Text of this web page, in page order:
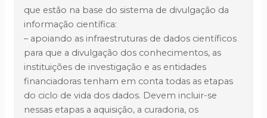
que estão na base do sistema de divulgação da
informação científica:
– apoiando as infraestruturas de dados científicos
para que a divulgação dos conhecimentos, as
instituições de investigação e as entidades
financiadoras tenham em conta todas as etapas
do ciclo de vida dos dados. Devem incluir-se
nessas etapas a aquisição, a curadoria, os